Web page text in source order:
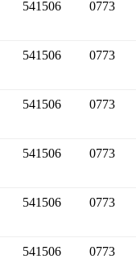
541506 0773
541506 0773
541506 0773
541506 0773
541506 0773
541506 0773